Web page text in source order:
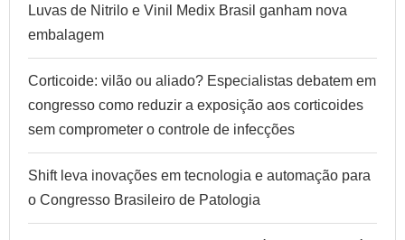
Luvas de Nitrilo e Vinil Medix Brasil ganham nova
embalagem
Corticoide: vilão ou aliado? Especialistas debatem em
congresso como reduzir a exposição aos corticoides
sem comprometer o controle de infecções
Shift leva inovações em tecnologia e automação para
o Congresso Brasileiro de Patologia